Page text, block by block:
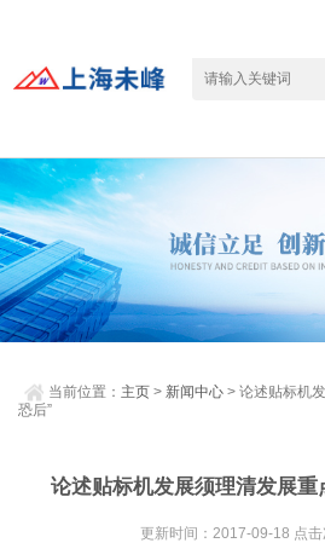
当前位置： 主页 > 新闻中心 > 论述贴标机
恐后”
论述贴标机发展须理清发展重
更新时间：2017-09-18 点